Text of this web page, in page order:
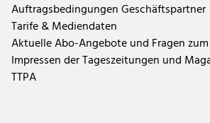
Auftragsbedingungen Geschäftspartner
Tarife & Mediendaten
Aktuelle Abo-Angebote und Fragen
Impressen der Tageszeitungen und
TTPA